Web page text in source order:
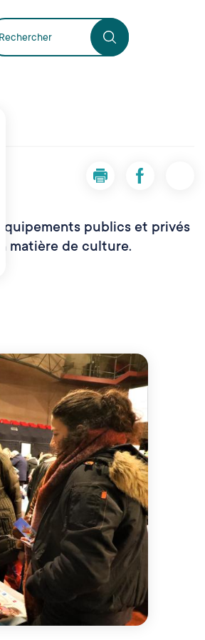
Imprimer la page
Partager la
publics et privés
matière de culture.